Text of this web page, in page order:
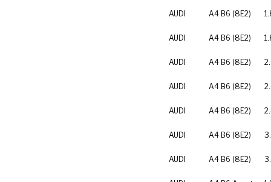
AUDI A4 B6 (8E2)
AUDI A4 B6 (8E2)
AUDI A4 B6 (8E2)
AUDI A4 B6 (8E2)
AUDI A4 B6 (8E2)
AUDI A4 B6 (8E2)
AUDI A4 B6 (8E2)